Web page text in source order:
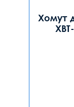
Хомут